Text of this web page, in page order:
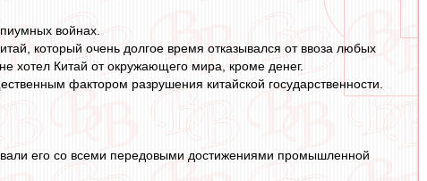
войнах.
который очень долгое время отказывался от ввоза любых
хотел Китай от окружающего мира, кроме денег.
фактором разрушения китайской государственности.
его со всеми передовыми достижениями промышленной